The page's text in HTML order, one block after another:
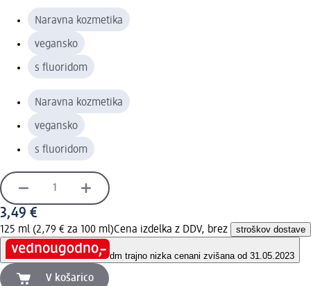
Naravna kozmetika
vegansko
s fluoridom
Naravna kozmetika
vegansko
s fluoridom
3,49 €
125 ml (2,79 € za 100 ml)Cena izdelka z DDV, brez stroškov dostave
dm trajno nizka cenani zvišana od 31.05.2023
V košarico